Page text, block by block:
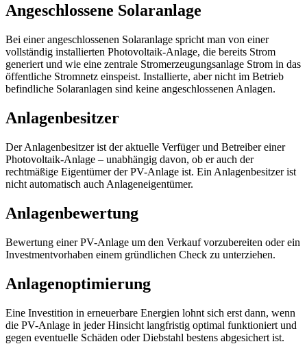
Angeschlossene Solaranlage
Bei einer angeschlossenen Solaranlage spricht man von einer
vollständig installierten Photovoltaik-Anlage, die bereits Strom
generiert und wie eine zentrale Stromerzeugungsanlage Strom in das
öffentliche Stromnetz einspeist. Installierte, aber nicht im Betrieb
befindliche Solaranlagen sind keine angeschlossenen Anlagen.
Anlagenbesitzer
Der Anlagenbesitzer ist der aktuelle Verfüger und Betreiber einer
Photovoltaik-Anlage – unabhängig davon, ob er auch der
rechtmäßige Eigentümer der PV-Anlage ist. Ein Anlagenbesitzer ist
nicht automatisch auch Anlageneigentümer.
Anlagenbewertung
Bewertung einer PV-Anlage um den Verkauf vorzubereiten oder ein
Investmentvorhaben einem gründlichen Check zu unterziehen.
Anlagenoptimierung
Eine Investition in erneuerbare Energien lohnt sich erst dann, wenn
die PV-Anlage in jeder Hinsicht langfristig optimal funktioniert und
gegen eventuelle Schäden oder Diebstahl bestens abgesichert ist.